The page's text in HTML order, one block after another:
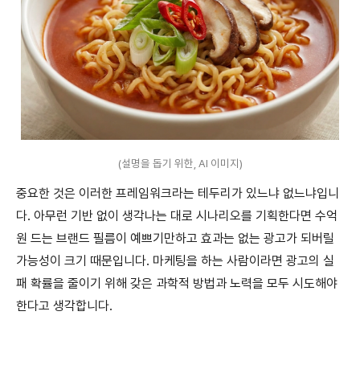
(설명을 돕기 위한, AI 이미지)
중요한 것은 이러한 프레임워크라는 테두리가 있느냐 없느냐입니
다. 아무런 기반 없이 생각나는 대로 시나리오를 기획한다면 수억
원 드는 브랜드 필름이 예쁘기만하고 효과는 없는 광고가 되버릴
가능성이 크기 때문입니다. 마케팅을 하는 사람이라면 광고의 실
패 확률을 줄이기 위해 갖은 과학적 방법과 노력을 모두 시도해야
한다고 생각합니다.